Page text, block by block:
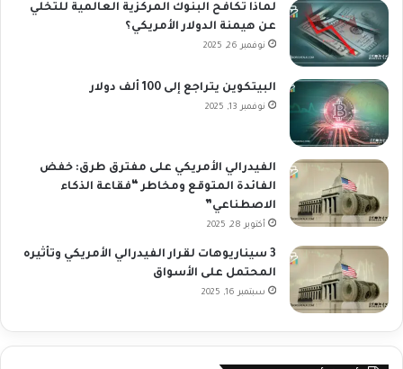
لماذا تكافح البنوك المركزية العالمية للتخلي
عن هيمنة الدولار الأمريكي؟
نوفمبر 26, 2025
البيتكوين يتراجع إلى 100 ألف دولار
نوفمبر 13, 2025
الفيدرالي الأمريكي على مفترق طرق: خفض
الفائدة المتوقع ومخاطر “فقاعة الذكاء
الاصطناعي”
أكتوبر 28, 2025
3 سيناريوهات لقرار الفيدرالي الأمريكي وتأثيره
المحتمل على الأسواق
سبتمبر 16, 2025